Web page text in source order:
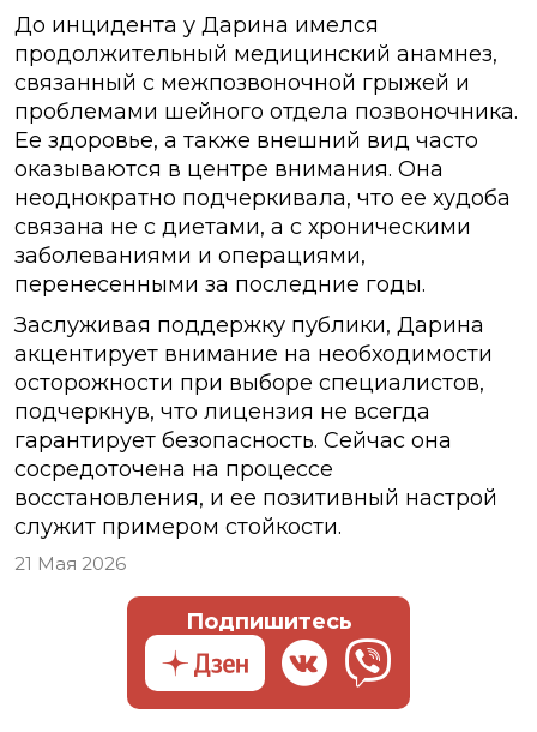
До инцидента у Дарина имелся
продолжительный медицинский анамнез,
связанный с межпозвоночной грыжей и
проблемами шейного отдела позвоночника.
Ее здоровье, а также внешний вид часто
оказываются в центре внимания. Она
неоднократно подчеркивала, что ее худоба
связана не с диетами, а с хроническими
заболеваниями и операциями,
перенесенными за последние годы.
Заслуживая поддержку публики, Дарина
акцентирует внимание на необходимости
осторожности при выборе специалистов,
подчеркнув, что лицензия не всегда
гарантирует безопасность. Сейчас она
сосредоточена на процессе
восстановления, и ее позитивный настрой
служит примером стойкости.
21 Мая 2026
Подпишитесь